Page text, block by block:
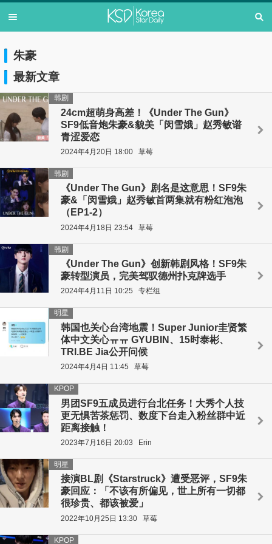
朱豪
最新文章
24cm超萌身高差！《Under The Gun》
SF9低音炮朱豪&貌美「闵雪娥」赵秀敏谱
青涩爱恋
韩剧
2024年4月20日 18:00 草莓
《Under The Gun》剧名是这意思！SF9朱
豪&「闵雪娥」赵秀敏首两集就有粉红泡泡
（EP1-2）
韩剧
2024年4月18日 23:54 草莓
《Under The Gun》创新韩剧风格！SF9朱
豪转型演员，完美驾驭德州扑克牌选手
韩剧
2024年4月11日 10:25 专栏组
韩国也关心台湾地震！Super Junior圭贤繁
体中文关心ㅠㅠ GYUBIN、15时泰彬、
TRI.BE Jia公开问候
明星
2024年4月4日 11:45 草莓
男团SF9五成员进行台北任务！大秀个人技
更无惧苦茶惩罚、数度下台走入粉丝群中近
距离接触！
KPOP
2023年7月16日 20:03 Erin
接演BL剧《Starstruck》遭受恶评，SF9朱
豪回应：「不该有所偏见，世上所有一切都
很珍贵、都该被爱」
明星
2022年10月25日 13:30 草莓
KPOP